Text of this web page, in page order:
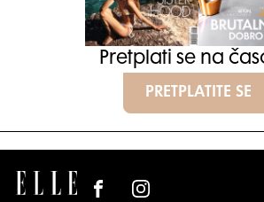
Pretplati se na
PRETPLATITE SE